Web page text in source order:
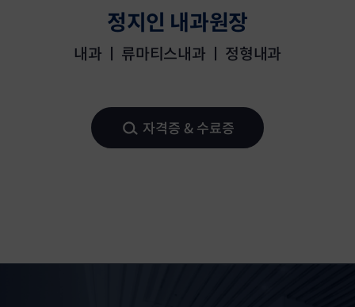
정지인 내과원장
내과 ㅣ 류마티스내과 ㅣ 정형내과
자격증 & 수료증